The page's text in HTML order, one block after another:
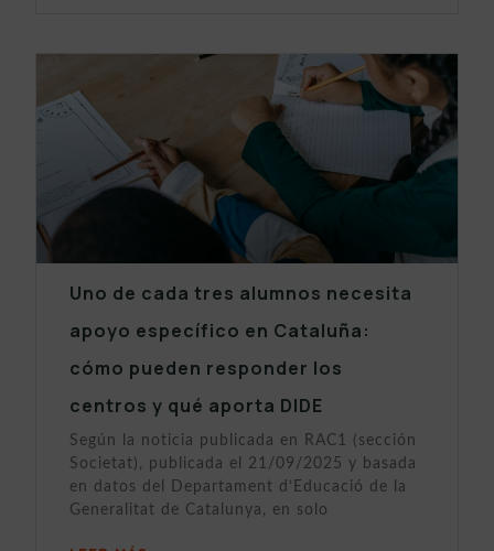
Uno de cada tres alumnos necesita
apoyo específico en Cataluña:
cómo pueden responder los
centros y qué aporta DIDE
Según la noticia publicada en RAC1 (sección
Societat), publicada el 21/09/2025 y basada
en datos del Departament d’Educació de la
Generalitat de Catalunya, en solo